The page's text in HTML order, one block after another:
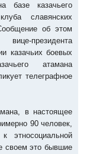
базе казачьего
славянских
об этом
президента
казачьих боевых
атамана
телеграфное
в настоящее
90 человек,
этносоциальной
своем это бывшие